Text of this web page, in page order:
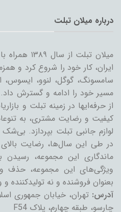
درباره میلان تبلت
میلان تبلت
ایران، کار خود را شروع کرد و
سامسونگ، گوگل، لنوو، ایسوس،
مسیر خود را ادامه و گسترش
از حرفه‌ایها در زمینه تبلت و
کیفیت و رضایت مشتری، به
لوازم جانبی تبلت بپردازد.
در طی این سال‌ها، رضایت
ماندگاری این مجموعه،
ویژگی‌های این مجموعه،
بعنوان فروشنده و نه تولیدکننده و
آدرس: تهران، خیابان جمهوری
چارسو، طبقه چهارم، پلاک F54